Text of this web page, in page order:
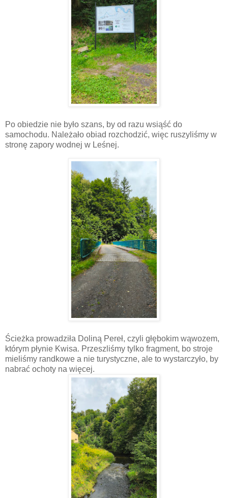
Po obiedzie nie było szans, by od razu wsiąść do
samochodu. Należało obiad rozchodzić, więc ruszyliśmy w
stronę zapory wodnej w Leśnej.
Ścieżka prowadziła Doliną Pereł, czyli głębokim wąwozem,
którym płynie Kwisa. Przeszliśmy tylko fragment, bo stroje
mieliśmy randkowe a nie turystyczne, ale to wystarczyło, by
nabrać ochoty na więcej.